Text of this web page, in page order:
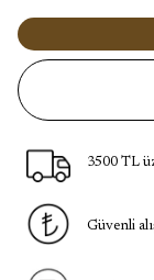
3500 TL
Güvenli